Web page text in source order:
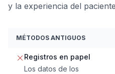
y la experiencia del
MÉTODOS ANTIGUOS
Registros en papel
Los datos de los